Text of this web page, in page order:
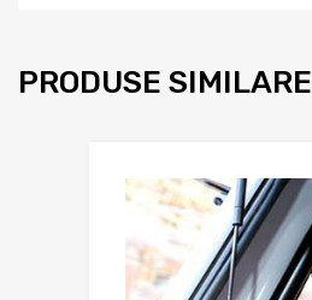
PRODUSE SIMILARE